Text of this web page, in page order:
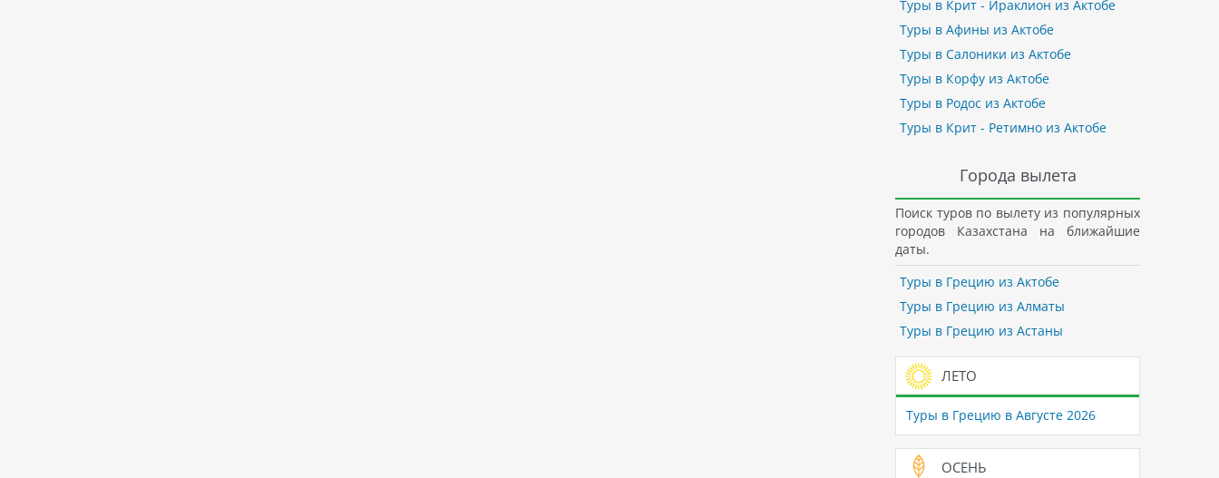
Туры в Крит - Ираклион из Актобе
Туры в Афины из Актобе
Туры в Салоники из Актобе
Туры в Корфу из Актобе
Туры в Родос из Актобе
Туры в Крит - Ретимно из Актобе
Города вылета
Поиск туров по вылету из популярных
городов Казахстана на ближайшие
даты.
Туры в Грецию из Актобе
Туры в Грецию из Алматы
Туры в Грецию из Астаны
ЛЕТО
Туры в Грецию в Августе 2026
ОСЕНЬ